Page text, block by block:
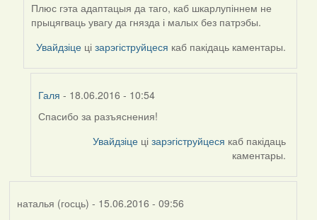
Плюс гэта адаптацыя да таго, каб шкарлупіннем не
прыцягваць увагу да гнязда і малых без патрэбы.
Увайдзіце цізарэгіструйцеся каб пакідаць каментары.
Галя - 18.06.2016 - 10:54
In
Harrier
Спасибо за разъяснения!
Увайдзіце цізарэгіструйцеся каб пакідаць
каментары.
наталья (госць) - 15.06.2016 - 09:56